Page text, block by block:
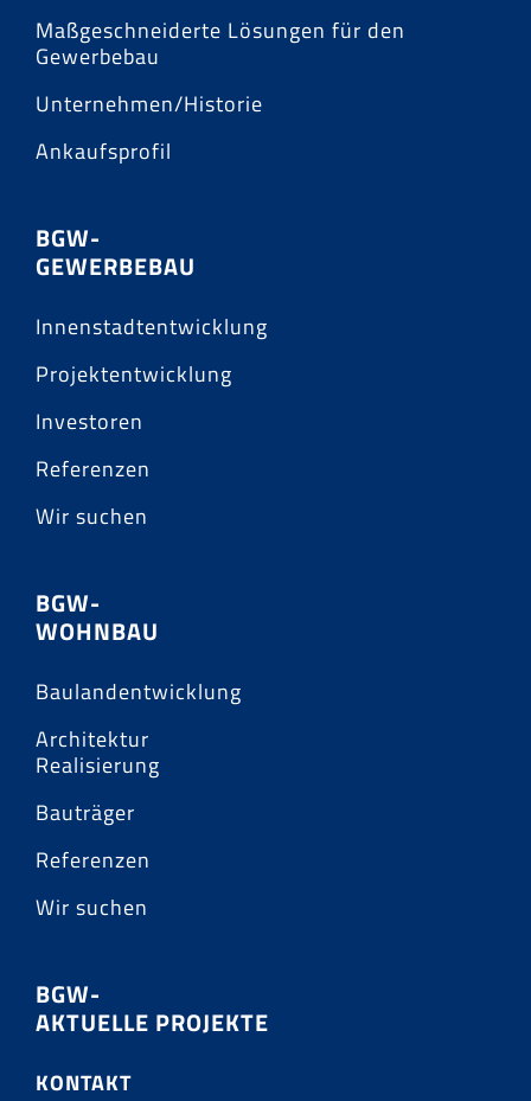
Maßgeschneiderte Lösungen für den
Gewerbebau
Unternehmen/Historie
Ankaufsprofil
BGW-
GEWERBEBAU
Innenstadtentwicklung
Projektentwicklung
Investoren
Referenzen
Wir suchen
BGW-
WOHNBAU
Baulandentwicklung
Architektur
Realisierung
Bauträger
Referenzen
Wir suchen
BGW-
AKTUELLE PROJEKTE
KONTAKT